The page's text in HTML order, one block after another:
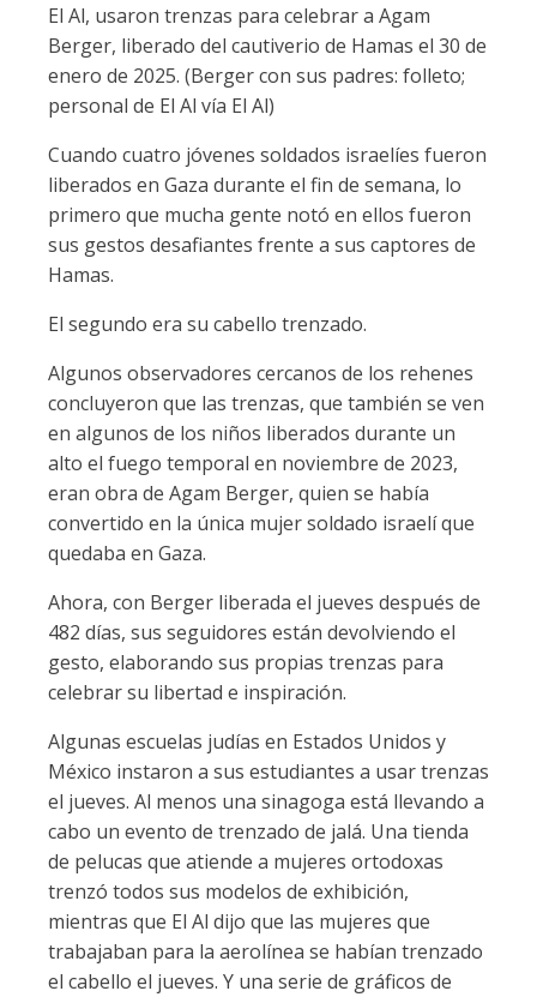
El Al, usaron trenzas para celebrar a Agam
Berger, liberado del cautiverio de Hamas el 30 de
enero de 2025. (Berger con sus padres: folleto;
personal de El Al vía El Al)
Cuando cuatro jóvenes soldados israelíes fueron
liberados en Gaza durante el fin de semana, lo
primero que mucha gente notó en ellos fueron
sus gestos desafiantes frente a sus captores de
Hamas.
El segundo era su cabello trenzado.
Algunos observadores cercanos de los rehenes
concluyeron que las trenzas, que también se ven
en algunos de los niños liberados durante un
alto el fuego temporal en noviembre de 2023,
eran obra de Agam Berger, quien se había
convertido en la única mujer soldado israelí que
quedaba en Gaza.
Ahora, con Berger liberada el jueves después de
482 días, sus seguidores están devolviendo el
gesto, elaborando sus propias trenzas para
celebrar su libertad e inspiración.
Algunas escuelas judías en Estados Unidos y
México instaron a sus estudiantes a usar trenzas
el jueves. Al menos una sinagoga está llevando a
cabo un evento de trenzado de jalá. Una tienda
de pelucas que atiende a mujeres ortodoxas
trenzó todos sus modelos de exhibición,
mientras que El Al dijo que las mujeres que
trabajaban para la aerolínea se habían trenzado
el cabello el jueves. Y una serie de gráficos de